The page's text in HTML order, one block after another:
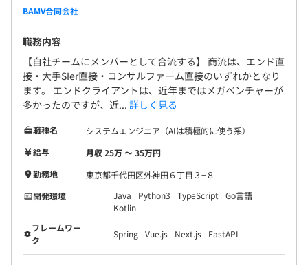
チームのリーダーをやる事になれば、リーダーです。リー
成段階の者も含まれます。（段階はある）
チームごとに、個別のミッションが設定されます。（クラ
イアントやシチュエーションによって目的が異なる）これ
らの達成度合いに対して評価が行われます。
メンバーは、リーダーを支援する義務を持ち、リーダーは
メンバーを評価する権限を持ちます。
【テックリード】
技術面におけるリード役として、上記のリーダーを支援
し、メンバー全体の生産性や成果物の品質の向上に対して
BAMV合同会社
職務内容
【自社チームにメンバーとして合流する】 商流は、エンド直
接・大手SIer直接・コンサルファーム直接のいずれかとなり
ます。 エンドクライアントは、近年まではメガベンチャーが
多かったのですが、近... 詳しく見る
職種名
システムエンジニア（AIは積極的に使う系）
給与
月収 25万 〜 35万円
勤務地
東京都千代田区外神田６丁目３−８
開発環境
Java Python3 TypeScript
Go言語
Kotlin
フレームワー
ク
Spring Vue.js Next.js FastAPI